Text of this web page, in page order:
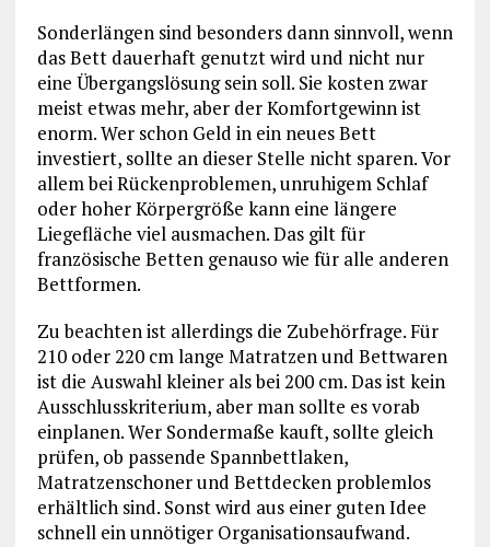
Sonderlängen sind besonders dann sinnvoll, wenn
das Bett dauerhaft genutzt wird und nicht nur
eine Übergangslösung sein soll. Sie kosten zwar
meist etwas mehr, aber der Komfortgewinn ist
enorm. Wer schon Geld in ein neues Bett
investiert, sollte an dieser Stelle nicht sparen. Vor
allem bei Rückenproblemen, unruhigem Schlaf
oder hoher Körpergröße kann eine längere
Liegefläche viel ausmachen. Das gilt für
französische Betten genauso wie für alle anderen
Bettformen.
Zu beachten ist allerdings die Zubehörfrage. Für
210 oder 220 cm lange Matratzen und Bettwaren
ist die Auswahl kleiner als bei 200 cm. Das ist kein
Ausschlusskriterium, aber man sollte es vorab
einplanen. Wer Sondermaße kauft, sollte gleich
prüfen, ob passende Spannbettlaken,
Matratzenschoner und Bettdecken problemlos
erhältlich sind. Sonst wird aus einer guten Idee
schnell ein unnötiger Organisationsaufwand.